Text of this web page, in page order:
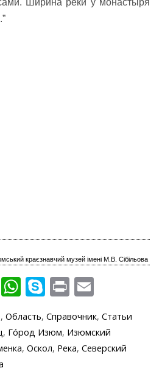
Ширина реки у монастыря
краєзнавчий музей імені М.В. Сібільова
Vi W
at
s
S
y
p
Pr
t ai
l
, Область, Справочник, Статьи
, Го́род Изюм, Изюмский
, Оскол, Река, Северский